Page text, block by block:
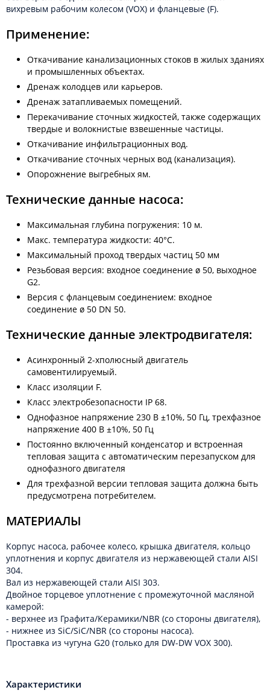
вихревым рабочим колесом (VOX) и фланцевые (F).
Применение:
Откачивание канализационных стоков в жилых зданиях
и промышленных объектах.
Дренаж колодцев или карьеров.
Дренаж затапливаемых помещений.
Перекачивание сточных жидкостей, также содержащих
твердые и волокнистые взвешенные частицы.
Откачивание инфильтрационных вод.
Откачивание сточных черных вод (канализация).
Опорожнение выгребных ям.
Технические данные насоса:
Максимальная глубина погружения: 10 м.
Макс. температура жидкости: 40°C.
Максимальный проход твердых частиц 50 мм
Резьбовая версия: входное соединение ø 50, выходное
G2.
Версия с фланцевым соединением: входное
соединение ø 50 DN 50.
Технические данные электродвигателя:
Асинхронный 2-хполюсный двигатель
самовентилируемый.
Класс изоляции F.
Класс электробезопасности IР 68.
Однофазное напряжение 230 В ±10%, 50 Гц, трехфазное
напряжение 400 В ±10%, 50 Гц
Постоянно включенный конденсатор и встроенная
тепловая защита с автоматическим перезапуском для
однофазного двигателя
Для трехфазной версии тепловая защита должна быть
предусмотрена потребителем.
МАТЕРИАЛЫ
Корпус насоса, рабочее колесо, крышка двигателя, кольцо
уплотнения и корпус двигателя из нержавеющей стали AISI
304.
Вал из нержавеющей стали AISI 303.
Двойное торцевое уплотнение с промежуточной масляной
камерой:
- верхнее из Графита/Керамики/NBR (со стороны двигателя),
- нижнее из SiC/SiC/NBR (со стороны насоса).
Проставка из чугуна G20 (только для DW-DW VOX 300).
Характеристики